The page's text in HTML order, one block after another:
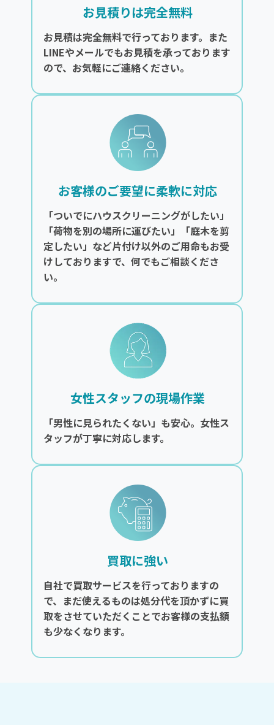
お見積りは完全無料
お見積は完全無料で行っております。また
LINEやメールでもお見積を承っております
ので、お気軽にご連絡ください。
お客様のご要望に柔軟に対応
「ついでにハウスクリーニングがしたい」
「荷物を別の場所に運びたい」「庭木を剪
定したい」など片付け以外のご用命もお受
けしておりますで、何でもご相談くださ
い。
女性スタッフの現場作業
「男性に見られたくない」も安心。女性ス
タッフが丁寧に対応します。
買取に強い
自社で買取サービスを行っておりますの
で、まだ使えるものは処分代を頂かずに買
取をさせていただくことでお客様の支払額
も少なくなります。